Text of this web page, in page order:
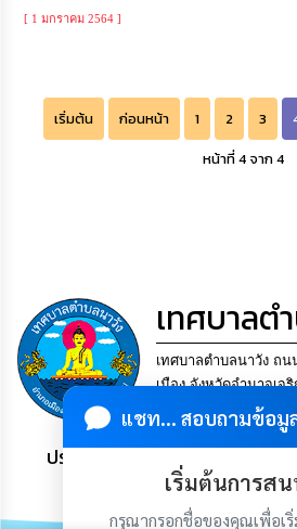
การ
ป้องกัน
การ
ทุจริต
การ
ส่ง
เสริม
ความ
โปร่งใส
ท้อง
เรา
[ 1 มกราคม 2564 ]
เริ่มต้น ก่อนหน้า 1 2 3
หน้าที่ 4 จาก 4
เทศบาลต
เทศบาลตำบลนาวัง ถ
เมือง จังหวัดอำนาจเจ
แฟกซ์ 045-525864
ประชาชน มีภูมิคุ้มกัน พึ่งพาตนเ
แชท... สอบถามข้อมู
เริ่มต้นการส
กรุณากรอกชื่อของคุณเพื่อเ